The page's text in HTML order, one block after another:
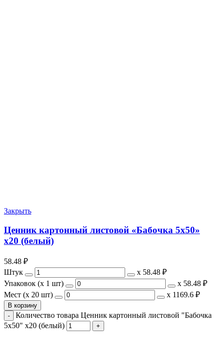
Закрыть
Ценник картонный листовой «Бабочка 5х50»
х20 (белый)
58.48 ₽
Штук
х 58.48 ₽
Упаковок (x 1 шт)
х 58.48 ₽
Мест (x 20 шт)
х 1169.6 ₽
В корзину
Количество товара Ценник картонный листовой "Бабочка
5х50" х20 (белый)